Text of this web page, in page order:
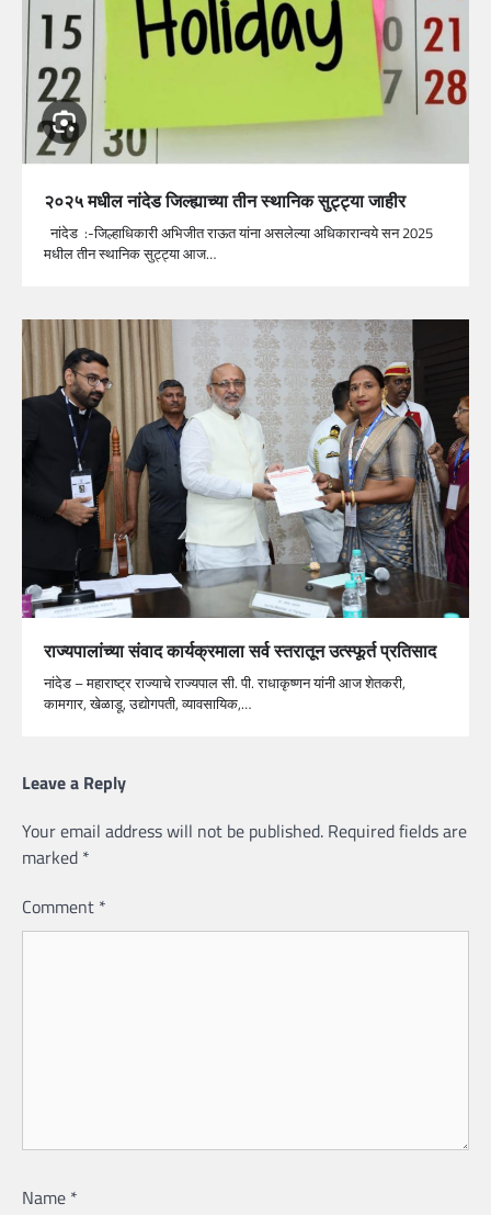
२०२५ मधील नांदेड जिल्ह्याच्या तीन स्थानिक सुट्ट्या जाहीर
नांदेड :-जिल्हाधिकारी अभिजीत राऊत यांना असलेल्या अधिकारान्वये सन 2025
मधील तीन स्थानिक सुट्ट्या आज…
राज्यपालांच्या संवाद कार्यक्रमाला सर्व स्तरातून उत्स्फूर्त प्रतिसाद
नांदेड – महाराष्ट्र राज्याचे राज्यपाल सी. पी. राधाकृष्णन यांनी आज शेतकरी,
कामगार, खेळाडू, उद्योगपती, व्यावसायिक,…
Leave a Reply
Your email address will not be published. Required fields are
marked *
Comment *
Name *